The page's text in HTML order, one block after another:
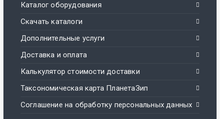
Каталог оборудования
Скачать каталоги
Дополнительные услуги
Доставка и оплата
Калькулятор стоимости доставки
Таксономическая карта ПланетаЗип
Соглашение на обработку персональных данных